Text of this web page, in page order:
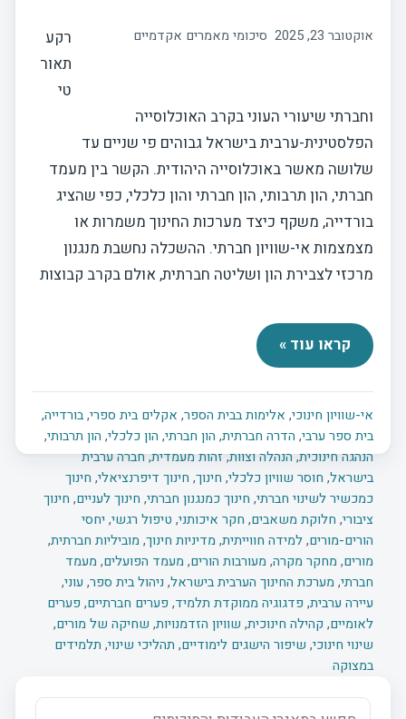
אוקטובר 23, 2025 סיכומי מאמרים אקדמיים
רקע
תאור
טי
וחברתי שיעורי העוני בקרב האוכלוסייה
הפלסטינית-ערבית בישראל גבוהים פי שניים עד
שלושה מאשר באוכלוסייה היהודית. הקשר בין מעמד
חברתי, הון תרבותי, הון חברתי והון כלכלי, כפי שהציג
בורדייה, משקף כיצד מערכות החינוך משמרות או
מצמצמות אי-שוויון חברתי. ההשכלה נחשבת מנגנון
מרכזי לצבירת הון ושליטה חברתית, אולם בקרב קבוצות
קראו עוד »
אי-שוויון חינוכי, אלימות בבית הספר, אקלים בית ספרי,בורדייה,
בית ספר ערבי, הדרה חברתית, הון חברתי, הון כלכלי, הון תרבותי,
הנהגה חינוכית,הנהלה וצוות,זהות מעמדית,חברה ערבית
בישראל, חוסר שוויון כלכלי, חינוך, חינוך דיפרנציאלי, חינוך
כמכשיר לשינוי חברתי, חינוך כמנגנון חברתי, חינוך לעניים, חינוך
ציבורי, חלוקת משאבים, חקר איכותני, טיפול רגשי, יחסי
הורים-מורים,למידה חווייתית, מדיניות חינוך, מוביליות חברתית,
מורים, מחקר מקרה, מעורבות הורים, מעמד הפועלים, מעמד
חברתי, מערכת החינוך הערבית בישראל, ניהול בית ספר, עוני,
עיירה ערבית, פדגוגיה ממוקדת תלמיד, פערים חברתיים, פערים
לאומיים, קהילה חינוכית, שוויון הזדמנויות, שחיקה של מורים,
שינוי חינוכי, שיפור הישגים לימודיים, תהליכי שינוי, תלמידים
במצוקה